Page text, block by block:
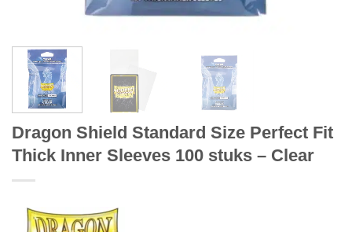
Dragon Shield Standard Size Perfect Fit
Thick Inner Sleeves 100 stuks – Clear